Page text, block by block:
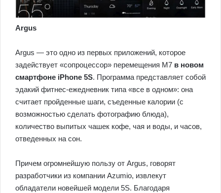
Argus
Argus — это одно из первых приложений, которое
задействует «сопроцессор» перемещения M7 в новом
смартфоне iPhone 5S. Программа представляет собой
эдакий фитнес-ежедневник типа «все в одном»: она
считает пройденные шаги, съеденные калории (с
возможностью сделать фотографию блюда),
количество выпитых чашек кофе, чая и воды, и часов,
отведенных на сон.
Причем огромнейшую пользу от Argus, говорят
разработчики из компании Azumio, извлекут
обладатели новейшей модели 5S. Благодаря